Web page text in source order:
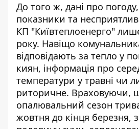
До того ж, дані про
показники та
КП "Київтеплоенерго"
року. Навіщо
відповідають за тепло у
киян, інформація про
температури у травні чи
риторичне. Враховуючи,
опалювальний сезон
жовтня до кінця березня,